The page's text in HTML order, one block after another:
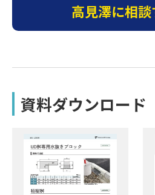
高見澤に相談
資料ダウンロード